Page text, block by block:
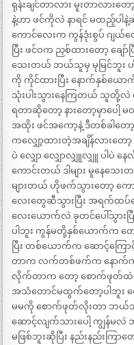
ရုန်းချင်တာလား မူးတာလား
နဲ့ဟာ ဖင်ကိုလဲ နာရင် မထည့်ပါနဲ့ဆို
ကောင်လေးက ကွန်ဒုံးစွပ် ဂျယ်
ပြီး ဖင်ဝက ညှစ်ထားတော့ ချ
သေးတယ် ဘယ်သူမှ မုမြင်ဘူး
ကို ကိုင်ထားပြီး နောက်နှစ်ယ
သုံးပါးသွားနေကြတယ် သူတို့လဲ မ
ရတာဆိုတော့ နားတော့မှာပေါ့
အထိုး ဖင်အကော့နဲ့ ဒီတစ်ခါတ
ကလျှော့ထားတဲ့အချိန်လားတ
ပဲ လျှော လျှောလျှူလျှူ ပါပဲ
ကောင်းတယ် ဒါများ မူနေသေ
များတယ် ဟိုဖက်သွားတော့ ကေ
လေးတွေဆီသွားပြီး အရက်ထ
လေးယောက်လဲ ခုတင်ပေါ်သွားပ
ပါဘူး ကွန်မတို့နှစ်ယောက်က တ
ပြီး တစ်ယောက်က ဆောင့်ကြော
တာက လက်တစ်ဖက်က နောက်ကန
လိုက်တာက တော့ စောက်ဖုတ်ထဲ
အသံတောင်မထွက်တော့ပါဘူး
မမကို စောက်ဖုတ်လိုးတာ ဘယ်သူ
ဆောင့်လျက်သားပေါ့ ကျွန်မ
မဖြစ်ဘူးဆိုပြီး နည်းနည်းကြာ